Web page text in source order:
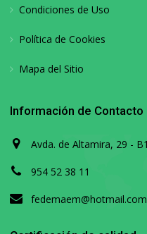
Condiciones de Uso
Política de Cookies
Mapa del Sitio
Información de Contacto
Avda. de Altamira, 29 -
954 52 38 11
fedemaem@hotmail.com